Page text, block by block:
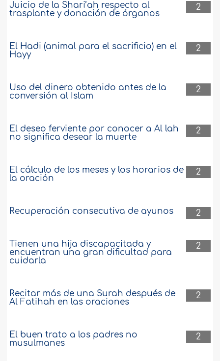
2
Juicio de la Shari’ah respecto al
trasplante y donación de órganos
2
El Hadi (animal para el sacrificio) en el
Hayy
2
Uso del dinero obtenido antes de la
conversión al Islam
2
El deseo ferviente por conocer a Al lah
no significa desear la muerte
2
El cálculo de los meses y los horarios de
la oración
2
Recuperación consecutiva de ayunos
2
Tienen una hija discapacitada y
encuentran una gran dificultad para
cuidarla
2
Recitar más de una Surah después de
Al Fatihah en las oraciones
2
El buen trato a los padres no
musulmanes